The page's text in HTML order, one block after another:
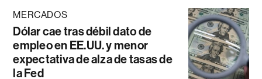
MERCADOS
Dólar cae tras débil dato de
empleo en EE.UU. y menor
expectativa de alza de tasas de
la Fed